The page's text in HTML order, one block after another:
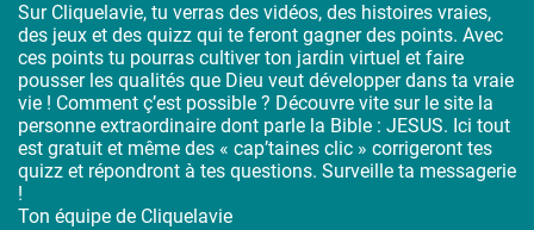
Sur Cliquelavie, tu verras des vidéos, des histoires vraies,
des jeux et des quizz qui te feront gagner des points. Avec
ces points tu pourras cultiver ton jardin virtuel et faire
pousser les qualités que Dieu veut développer dans ta vraie
vie ! Comment ç’est possible ? Découvre vite sur le site la
personne extraordinaire dont parle la Bible : JESUS. Ici tout
est gratuit et même des « cap’taines clic » corrigeront tes
quizz et répondront à tes questions. Surveille ta messagerie
!
Ton équipe de Cliquelavie